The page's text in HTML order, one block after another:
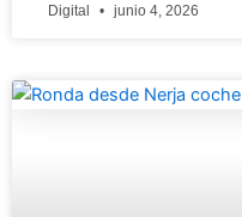
Digital junio 4, 2026